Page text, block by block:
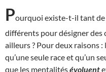
Pourquoi existe-t-il tant
différents pour désigner des
ailleurs ? Pour deux raisons :
qu’une seule race et qu’un
que les mentalitésévoluent